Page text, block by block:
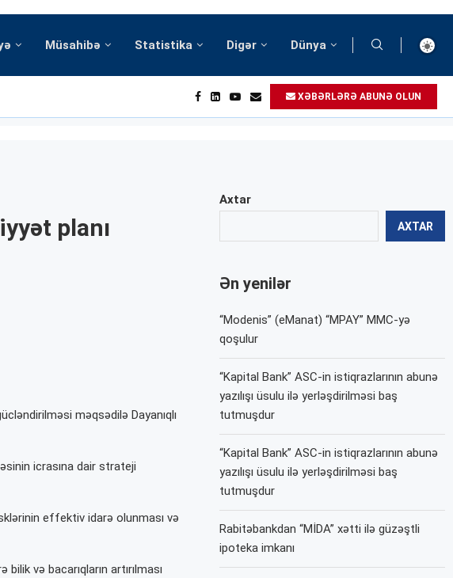
Müsahibə Statistika Digər Dünya
XƏBƏRLƏRƏ ABUNƏ OLUN
planı
məqsədilə Dayanıqlı
icrasına dair strateji
effektiv idarə olunması və
və bacarıqların artırılması
Axtar
AXTAR
Ən yenilər
“Modenis” (eManat) “MPAY” MMC-yə
qoşulur
“Kapital Bank” ASC-in istiqrazlarının abunə
yazılışı üsulu ilə yerləşdirilməsi baş
tutmuşdur
“Kapital Bank” ASC-in istiqrazlarının abunə
yazılışı üsulu ilə yerləşdirilməsi baş
tutmuşdur
Rabitəbankdan “MİDA” xətti ilə güzəştli
ipoteka imkanı